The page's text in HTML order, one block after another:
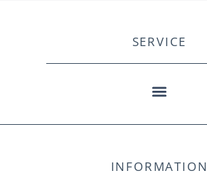
SERVICE
INFORMATION